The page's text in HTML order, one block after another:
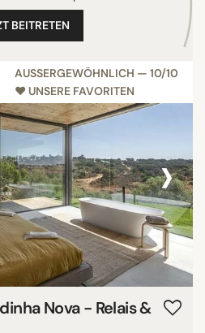
BEITRETEN
AUSSERGEWÖHNLICH — 10/10
♥︎ UNSERE FAVORITEN
›
Nova - Relais &